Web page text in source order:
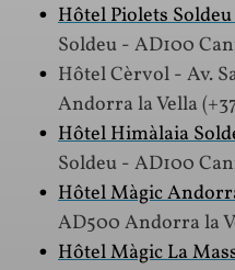
Hôtel Piolets
Soldeu - AD100
Hôtel Cèrvol - Av.
Andorra la Vella
Hôtel Himàlaia
Soldeu - AD100
Hôtel Màgic
AD500 Andorra la
Hôtel Màgic La